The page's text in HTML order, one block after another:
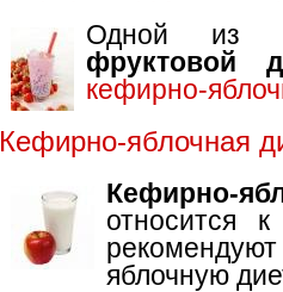
Одной из
фруктовой
кефирно-
Кефирно-яблочная
Кефирно-
относится
яблочную